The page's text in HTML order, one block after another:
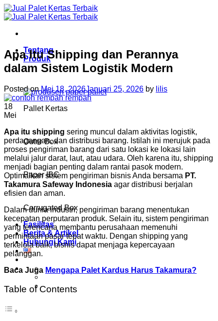
Skip
to
Tentang
Produk
Pallet Kertas
Outer Box
Paper IBC
Corrugated Box
Fasilitas
Berita & Artikel
Hubungi Kami
Apa Itu Shipping dan Perannya
dalam Sistem Logistik Modern
Posted onMei 18, 2026Januari 25, 2026 by lilis
18
Mei
Apa itu shipping sering muncul dalam aktivitas logistik,
perdagangan, dan distribusi barang. Istilah ini merujuk pada
proses pengiriman barang dari satu lokasi ke lokasi lain
melalui jalur darat, laut, atau udara. Oleh karena itu, shipping
menjadi bagian penting dalam rantai pasok modern.
Optimalkan sistem pengiriman bisnis Anda bersama PT.
Takamura Safeway Indonesia agar distribusi berjalan
efisien dan aman.
Dalam dunia industri, pengiriman barang menentukan
kecepatan perputaran produk. Selain itu, sistem pengiriman
yang terencana membantu perusahaan memenuhi
permintaan pasar tepat waktu. Dengan shipping yang
terkelola baik, bisnis dapat menjaga kepercayaan
pelanggan.
Baca Juga Mengapa Palet Kardus Harus Takamura?
Table of Contents